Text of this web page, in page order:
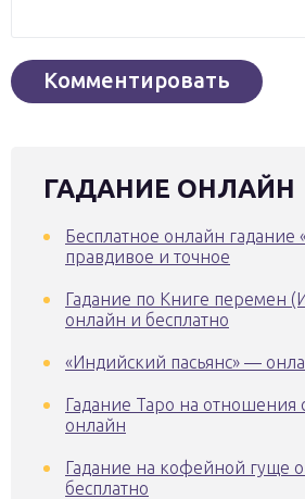
ГАДАНИЕ ОНЛАЙН
Бесплатное онлайн гадание
правдивое и точное
Гадание по Книге перемен
онлайн и бесплатно
«Индийский пасьянс» —
Гадание Таро на отношения
онлайн
Гадание на кофейной гуще
бесплатно